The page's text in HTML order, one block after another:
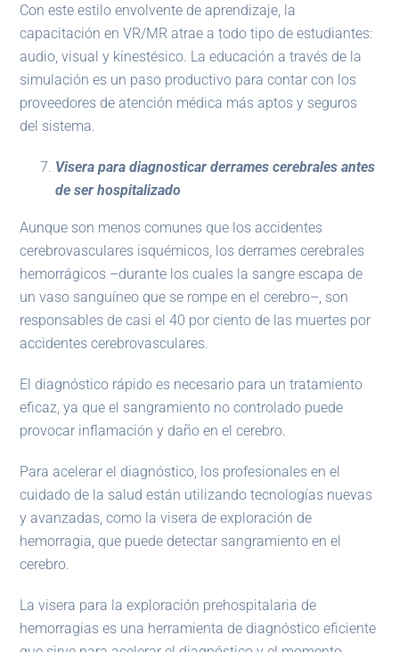
Con este estilo envolvente de aprendizaje, la
capacitación en VR/MR atrae a todo tipo de estudiantes:
audio, visual y kinestésico. La educación a través de la
simulación es un paso productivo para contar con los
proveedores de atención médica más aptos y seguros
del sistema.
Visera para diagnosticar derrames cerebrales antes
de ser hospitalizado
Aunque son menos comunes que los accidentes
cerebrovasculares isquémicos, los derrames cerebrales
hemorrágicos –durante los cuales la sangre escapa de
un vaso sanguíneo que se rompe en el cerebro–, son
responsables de casi el 40 por ciento de las muertes por
accidentes cerebrovasculares.
El diagnóstico rápido es necesario para un tratamiento
eficaz, ya que el sangramiento no controlado puede
provocar inflamación y daño en el cerebro.
Para acelerar el diagnóstico, los profesionales en el
cuidado de la salud están utilizando tecnologías nuevas
y avanzadas, como la visera de exploración de
hemorragia, que puede detectar sangramiento en el
cerebro.
La visera para la exploración prehospitalaria de
hemorragias es una herramienta de diagnóstico eficiente